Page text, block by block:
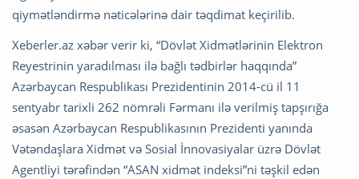
qiymətləndirmə nəticələrinə dair təqdimat keçirilib.
Xeberler.az xəbər verir ki, “Dövlət Xidmətlərinin Elektron
Reyestrinin yaradılması ilə bağlı tədbirlər haqqında”
Azərbaycan Respublikası Prezidentinin 2014-cü il 11
sentyabr tarixli 262 nömrəli Fərmanı ilə verilmiş tapşırığa
əsasən Azərbaycan Respublikasının Prezidenti yanında
Vətəndaşlara Xidmət və Sosial İnnovasiyalar üzrə Dövlət
Agentliyi tərəfindən “ASAN xidmət indeksi”ni təşkil edən